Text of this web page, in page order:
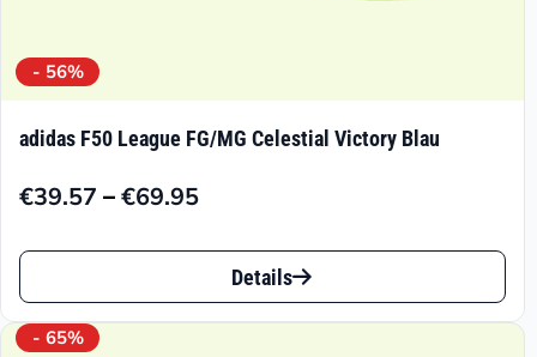
- 56%
adidas F50 League FG/MG Celestial Victory Blau
€39.57 –€69.95
Preisspanne:
€39.57
€69.95
Dieses
Produkt
weist
Details
- 65%